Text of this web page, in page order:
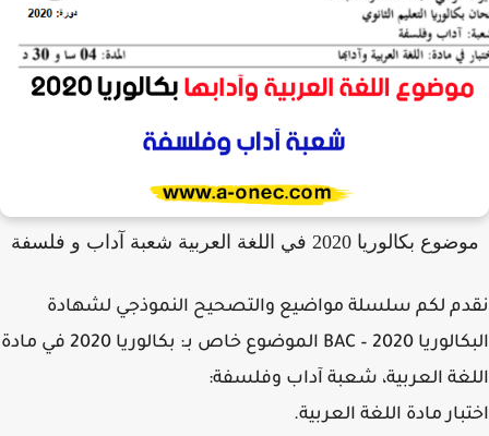
بكالوريا 2020 في اللغة العربية شعبة آداب و فلسفة
لكم سلسلة مواضيع والتصحيح النموذجي لشهادة
البكالوريا 2020 – BAC الموضوع خاص بـ: بكالوريا 2020 في مادة
العربية، شعبة آداب وفلسفة:
مادة اللغة العربية.